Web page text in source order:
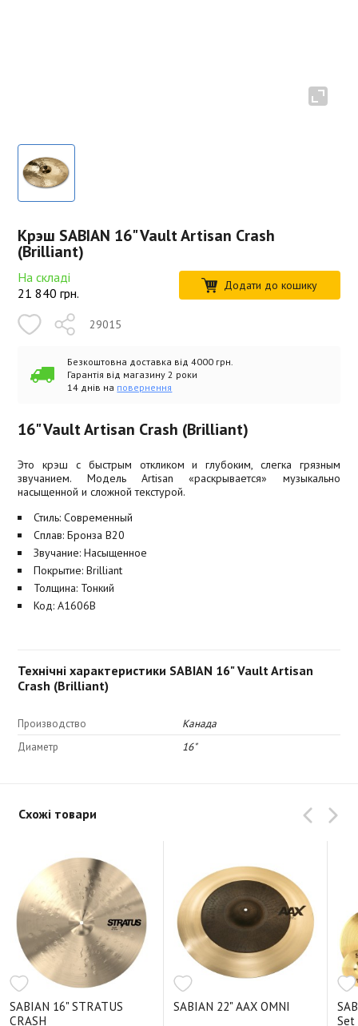
Крэш SABIAN 16" Vault Artisan Crash
(Brilliant)
На складі
21 840 грн. Додати до кошику
29015
Безкоштовна доставка від 4000 грн.
Гарантія від магазину 2 роки
14 днів на повернення
16" Vault Artisan Crash (Brilliant)
Это крэш с быстрым откликом и глубоким, слегка грязным
звучанием. Модель Artisan «раскрывается» музыкально
насыщенной и сложной текстурой.
Стиль: Современный
Сплав: Бронза B20
Звучание: Насыщенное
Покрытие: Brilliant
Толщина: Тонкий
Код: A1606B
Технічні характеристики SABIAN 16" Vault Artisan
Crash (Brilliant)
Производство
Канада
Диаметр
16"
Схожі товари
SABIAN 16" STRATUS
CRASH
SABIAN 22" AAX OMNI
Set